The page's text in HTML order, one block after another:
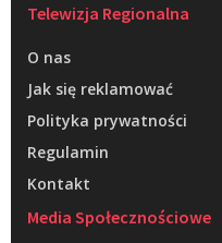
Telewizja Regionalna
O nas
Jak się reklamować
Polityka prywatności
Regulamin
Kontakt
Media Społecznościowe